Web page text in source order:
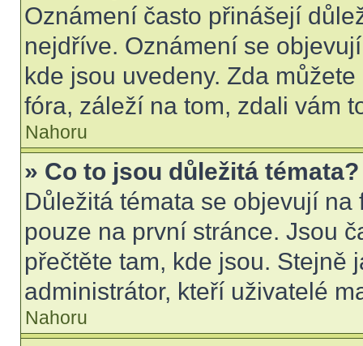
Oznámení často přinášejí
nejdříve. Oznámení se
kde jsou uvedeny. Zda
fóra, záleží na tom, zdali vám
Nahoru
» Co to jsou důležitá témata?
Důležitá témata se objevují
pouze na první stránce. Jsou
přečtěte tam, kde jsou. Stejně
administrátor, kteří uživatelé
Nahoru